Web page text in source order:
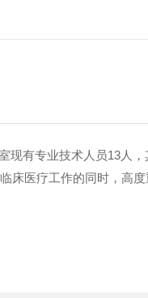
有专业技术人员13
床医疗工作的同时，